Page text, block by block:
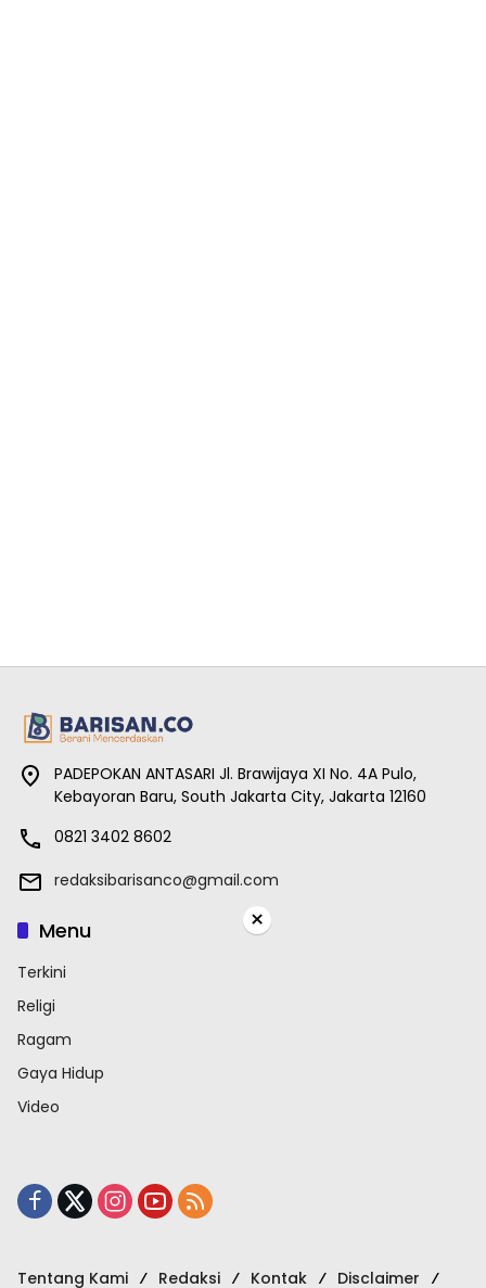
PADEPOKAN ANTASARI Jl. Brawijaya XI No. 4A Pulo,
Kebayoran Baru, South Jakarta City, Jakarta 12160
0821 3402 8602
redaksibarisanco@gmail.com
Menu
Terkini
Religi
Ragam
Gaya Hidup
Video
Tentang Kami Redaksi Kontak Disclaimer
×